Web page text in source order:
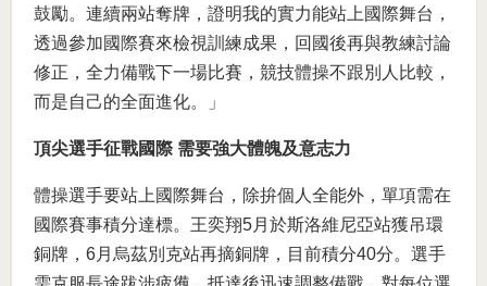
鼓勵。連續兩站奪牌，證明我的實力能站上國際舞台，
透過參加國際賽來檢視訓練成果，回國後再與教練討論
修正，全力備戰下一場比賽，競技體操不跟別人比較，
而是自己的全面進化。」
頂尖選手征戰國際 需要強大體魄及意志力
體操選手要站上國際舞台，除拚個人全能外，單項需在
國際賽事積分達標。王奕翔5月於斯洛維尼亞站獲吊環
銅牌，6月烏茲別克站再摘銅牌，目前積分40分。選手